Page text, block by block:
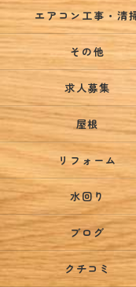
エアコン工事・清
その他
求人募集
屋根
リフォーム
水回り
ブログ
クチコミ